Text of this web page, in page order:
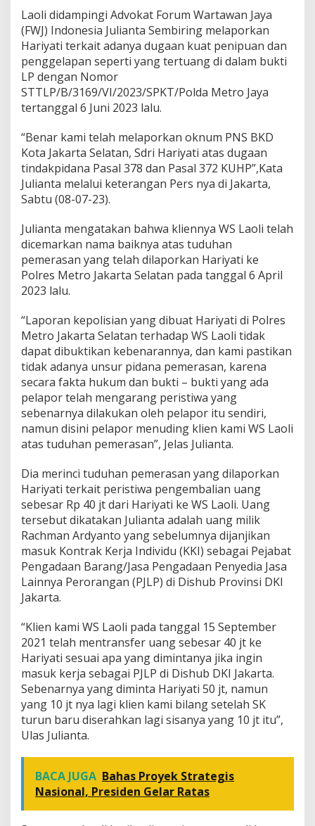
r
t
a
S
e
l
a
n
k
e
P
o
M
e
t
r
y
a
Laoli didampingi Advokat Forum Wartawan Jaya
(FWJ) Indonesia Julianta Sembiring melaporkan
Hariyati terkait adanya dugaan kuat penipuan dan
penggelapan seperti yang tertuang di dalam bukti
LP dengan Nomor
STTLP/B/3169/VI/2023/SPKT/Polda Metro Jaya
tertanggal 6 Juni 2023 lalu.
“Benar kami telah melaporkan oknum PNS BKD
Kota Jakarta Selatan, Sdri Hariyati atas dugaan
tindakpidana Pasal 378 dan Pasal 372 KUHP”,Kata
Julianta melalui keterangan Pers nya di Jakarta,
Sabtu (08-07-23).
Julianta mengatakan bahwa kliennya WS Laoli telah
dicemarkan nama baiknya atas tuduhan
pemerasan yang telah dilaporkan Hariyati ke
Polres Metro Jakarta Selatan pada tanggal 6 April
2023 lalu.
“Laporan kepolisian yang dibuat Hariyati di Polres
Metro Jakarta Selatan terhadap WS Laoli tidak
dapat dibuktikan kebenarannya, dan kami pastikan
tidak adanya unsur pidana pemerasan, karena
secara fakta hukum dan bukti – bukti yang ada
pelapor telah mengarang peristiwa yang
sebenarnya dilakukan oleh pelapor itu sendiri,
namun disini pelapor menuding klien kami WS Laoli
atas tuduhan pemerasan”, Jelas Julianta.
Dia merinci tuduhan pemerasan yang dilaporkan
Hariyati terkait peristiwa pengembalian uang
sebesar Rp 40 jt dari Hariyati ke WS Laoli. Uang
tersebut dikatakan Julianta adalah uang milik
Rachman Ardyanto yang sebelumnya dijanjikan
masuk Kontrak Kerja Individu (KKI) sebagai Pejabat
Pengadaan Barang/Jasa Pengadaan Penyedia Jasa
Lainnya Perorangan (PJLP) di Dishub Provinsi DKI
Jakarta.
“Klien kami WS Laoli pada tanggal 15 September
2021 telah mentransfer uang sebesar 40 jt ke
Hariyati sesuai apa yang dimintanya jika ingin
masuk kerja sebagai PJLP di Dishub DKI Jakarta.
Sebenarnya yang diminta Hariyati 50 jt, namun
yang 10 jt nya lagi klien kami bilang setelah SK
turun baru diserahkan lagi sisanya yang 10 jt itu”,
Ulas Julianta.
BACA JUGA Bahas Proyek Strategis
Nasional, Presiden Gelar Ratas